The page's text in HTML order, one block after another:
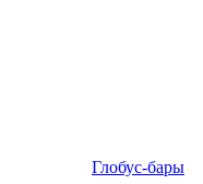
Глобус-бары